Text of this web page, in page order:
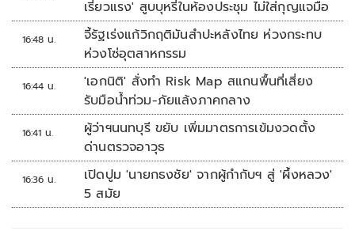
เรี่ยวแรง' สูบบุหรี่ในห้องประชุม ไม่ใส่กุญแจมือ
16:48 น.
จี้รัฐเร่งแก้วิกฤติมันสำปะหลังไทย ห่วงกระทบ
ห่วงโซ่อุตสาหกรรม
16:44 น.
'เอกนิติ' สั่งทำ Risk Map สแกนพื้นที่เสี่ยง
รับมือน้ำท่วม-ภัยแล้งภาคกลาง
16:41 น.
ผู้ว่าฯนนทบุรี ขยับ เพิ่มมาตรการเข้มงวดตั้ง
ด่านตรวจอาวุธ
16:36 น.
เปิดปูม 'นายกธงชัย' จากผู้กำกับฯ สู่ 'ผึ้งหลวง'
5 สมัย